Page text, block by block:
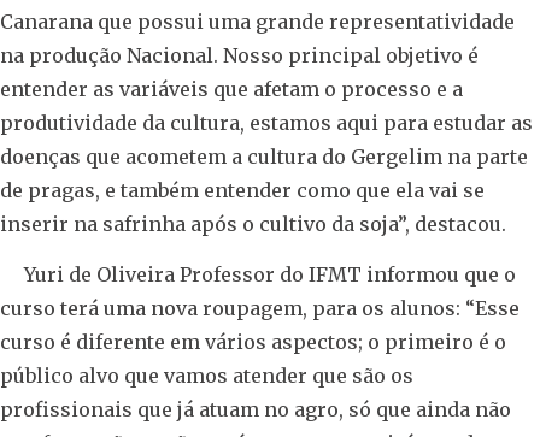
Canarana que possui uma grande representatividade
na produção Nacional. Nosso principal objetivo é
entender as variáveis que afetam o processo e a
produtividade da cultura, estamos aqui para estudar as
doenças que acometem a cultura do Gergelim na parte
de pragas, e também entender como que ela vai se
inserir na safrinha após o cultivo da soja”, destacou.
Yuri de Oliveira Professor do IFMT informou que o
curso terá uma nova roupagem, para os alunos: “Esse
curso é diferente em vários aspectos; o primeiro é o
público alvo que vamos atender que são os
profissionais que já atuam no agro, só que ainda não